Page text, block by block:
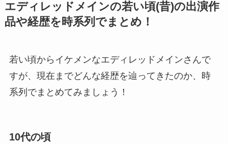
エディレッドメインの若い頃(昔)の出演作
品や経歴を時系列でまとめ！
若い頃からイケメンなエディレッドメインさんで
すが、現在までどんな経歴を辿ってきたのか、時
系列でまとめてみましょう！
10代の頃